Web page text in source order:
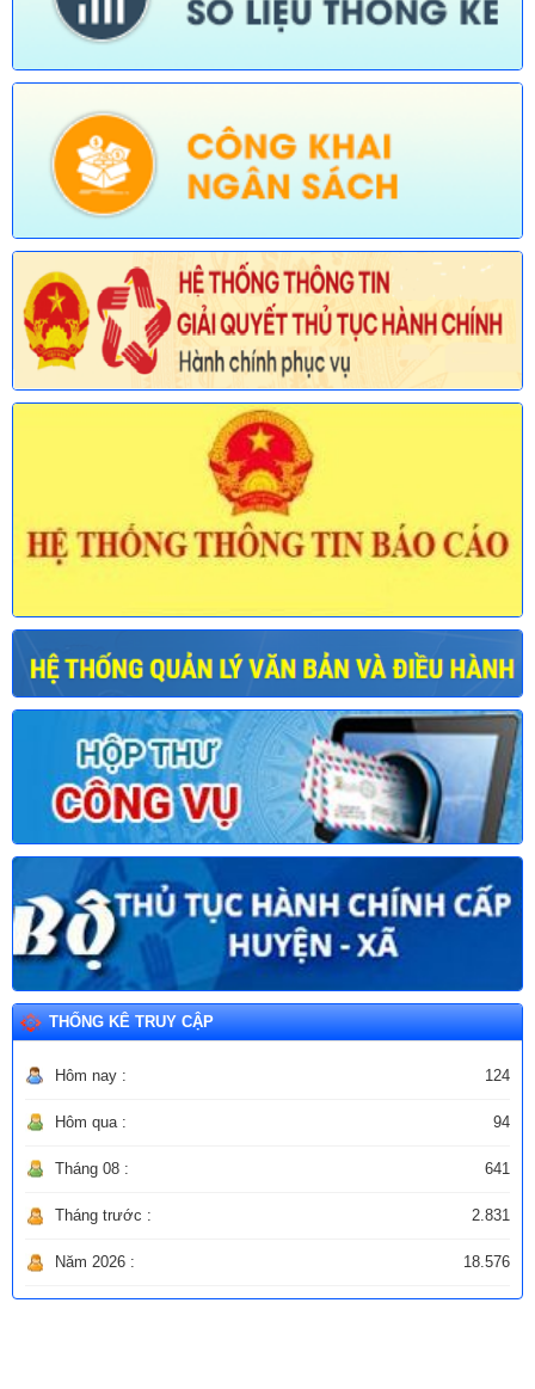
phạm vi chức năng quản lý của Sở Xây dựng)
Ngày ban hành: (30/07/2026)
Số:677/TB-UBND
được sửa đổi, bổ sung lĩnh vực an toàn bức xạ và hạt nhân
thuộc phạm vi chức năng quản lý của Sở Khoa học và Công
nghệ)
Ngày ban hành: (30/07/2026)
Số:678/TB-UBND
(Thông báo về việc công bố Danh mục thủ tục hành chính
mới ban hành và bị bãi bỏ lĩnh vực Viên chức thuộc phạm vi
chức năng quản lý của Sở Nội vụ)
Ngày ban hành: (30/07/2026)
THỐNG KÊ TRUY CẬP
Hôm nay : 124
Hôm qua : 94
Tháng 08 : 641
Tháng trước : 2.831
Năm 2026 : 18.576